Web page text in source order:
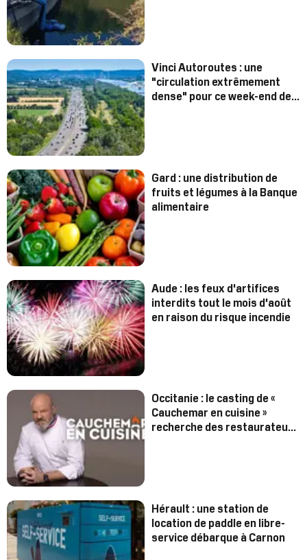
Vinci Autoroutes : une
"circulation extrêmement
dense" pour ce week-end de
Gard : une distribution de
fruits et légumes à la Banque
alimentaire
Aude : les feux d'artifices
interdits tout le mois d'août
en raison du risque incendie
Occitanie : le casting de «
Cauchemar en cuisine »
recherche des restaurateurs
Hérault : une station de
location de paddle en libre-
service débarque à Carnon